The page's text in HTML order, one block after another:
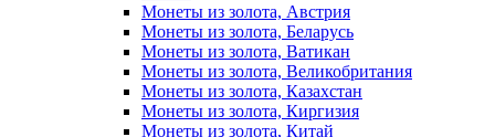
Монеты из золота, Австрия
Монеты из золота, Беларусь
Монеты из золота, Ватикан
Монеты из золота, Великобритания
Монеты из золота, Казахстан
Монеты из золота, Киргизия
Монеты из золота, Китай